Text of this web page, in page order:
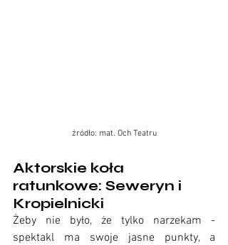
źródło: mat. Och Teatru
Aktorskie koła
ratunkowe: Seweryn i
Kropielnicki
Żeby nie było, że tylko narzekam -
spektakl ma swoje jasne punkty, a